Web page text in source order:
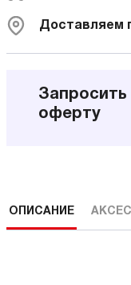
Доставляем
Запросить
оферту
ОПИСАНИЕ